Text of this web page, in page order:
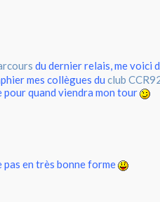
du dernier relais, me voici
mes collègues du club
pour quand viendra mon tour
pas en très bonne forme